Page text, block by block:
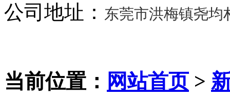
公司地址： 东莞市洪梅镇尧均
当前位置： 网站首页>